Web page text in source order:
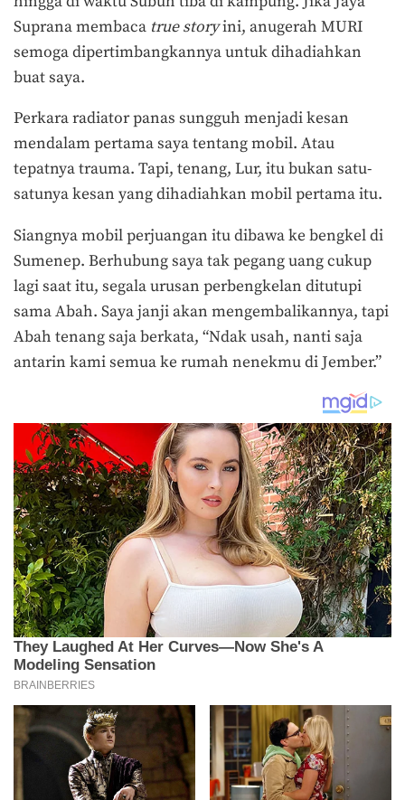
Suprana membaca true storyini, anugerah MURI
semoga dipertimbangkannya untuk dihadiahkan
buat saya.
Perkara radiator panas sungguh menjadi kesan
mendalam pertama saya tentang mobil. Atau
tepatnya trauma. Tapi, tenang, Lur, itu bukan satu-
satunya kesan yang dihadiahkan mobil pertama itu.
Siangnya mobil perjuangan itu dibawa ke bengkel di
Sumenep. Berhubung saya tak pegang uang cukup
lagi saat itu, segala urusan perbengkelan ditutupi
sama Abah. Saya janji akan mengembalikannya, tapi
Abah tenang saja berkata, “Ndak usah, nanti saja
antarin kami semua ke rumah nenekmu di Jember.”